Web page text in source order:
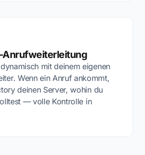
Anrufweiterleitung
mit deinem eigenen
Wenn ein Anruf ankommt,
deinen Server, wohin du
— volle Kontrolle in